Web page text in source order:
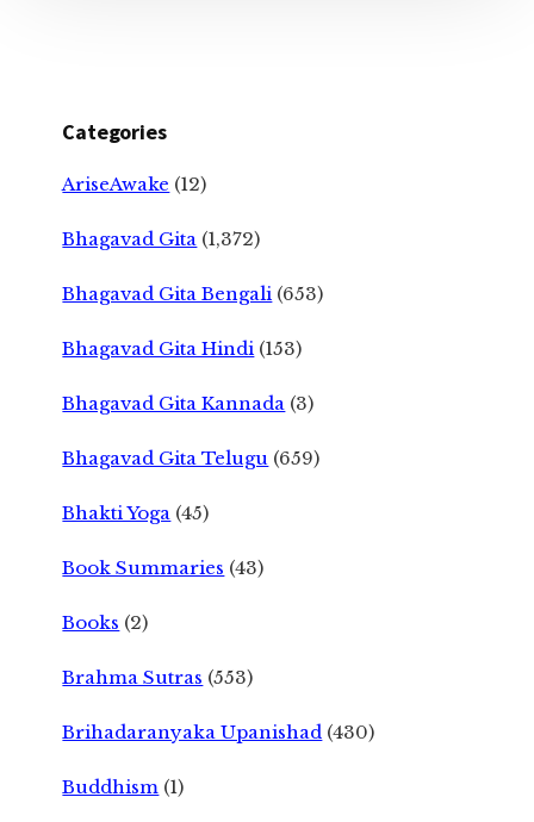
Categories
AriseAwake (12)
Bhagavad Gita (1,372)
Bhagavad Gita Bengali (653)
Bhagavad Gita Hindi (153)
Bhagavad Gita Kannada (3)
Bhagavad Gita Telugu (659)
Bhakti Yoga (45)
Book Summaries (43)
Books (2)
Brahma Sutras (553)
Brihadaranyaka Upanishad (430)
Buddhism (1)